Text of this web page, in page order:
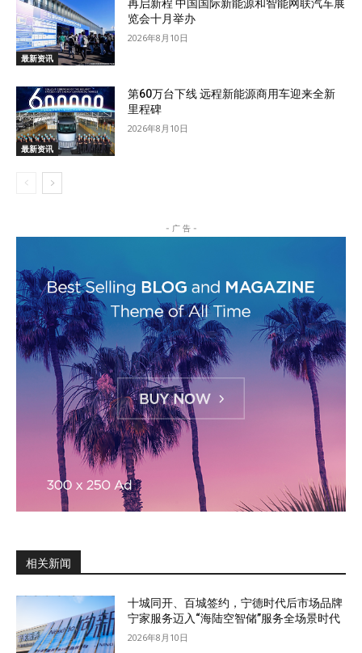
最新资讯
再启新程 中国国际新能源和智能网联汽车展
览会十月举办
2026年8月10日
最新资讯
第60万台下线 远程新能源商用车迎来全新
里程碑
2026年8月10日
- 广 告 -
相关新闻
十城同开、百城签约，宁德时代后市场品牌
宁家服务迈入“海陆空智储”服务全场景时代
2026年8月10日